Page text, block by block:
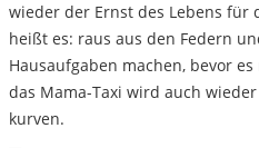
wieder der Ernst des Lebens für
heißt es: raus aus den Federn
Hausaufgaben machen, bevor
das Mama-Taxi wird auch
kurven.